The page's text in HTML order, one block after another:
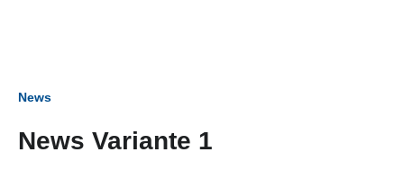
News
News Variante 1